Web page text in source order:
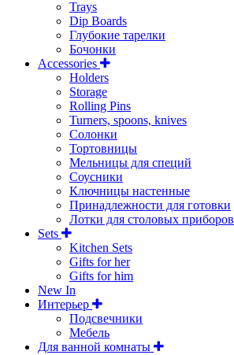
Trays
Dip Boards
Глубокие тарелки
Бочонки
Accessories
Holders
Storage
Rolling Pins
Turners, spoons, knives
Солонки
Тортовницы
Мельницы для специй
Соусники
Ключницы настенные
Принадлежности для готовки
Лотки для столовых приборов
Sets
Kitchen Sets
Gifts for her
Gifts for him
New In
Интерьер
Подсвечники
Мебель
Для ванной комнаты